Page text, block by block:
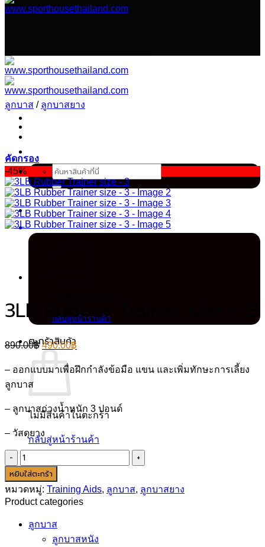
ยัง
ค้นหา:
กลับสู่หน้าร้านค้า
ตะกร้าสินค้า
ไม่มีสินค้าในตะกร้า
กลับสู่หน้าร้านค้า
ลูกบาส / ลูกบาสยาง
คัดกรอง
-45%
3LB Rubber Trainer size – 3
890.00฿Original
price
was:
890.00฿.
490.00฿
price
is:
– ออกแบบมาเพื่อฝึกกำลังข้อมือ แขน และเพิ่มทักษะการเลี้ยง
ลูกบาส
– ลูกบาสถ่วงน้ำหนัก 3 ปอนด์
– วัสดุยาง
จำนวน
3LB
Rubber
Trainer
size
3
หยิบใส่ตะกร้า
หมวดหมู่: Training Aids, ลูกบาส, ลูกบาสยาง
Product categories
ลูกบาส
ลูกบาสหนัง